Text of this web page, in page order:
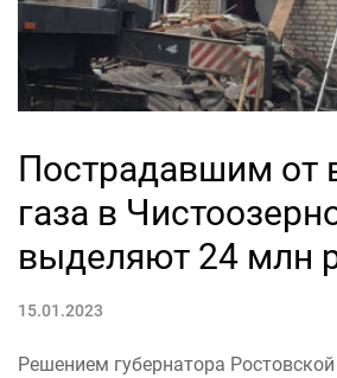
Пострадавшим от
газа в
выделяют 24 млн
15.01.2023
Решением губернатора